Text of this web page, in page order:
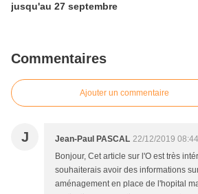
jusqu'au 27 septembre
Commentaires
Ajouter un commentaire
J Jean-Paul PASCAL 22/12/2019 08:44
Bonjour, Cet article sur l'O est très
souhaiterais avoir des informations
aménagement en place de l'hopital